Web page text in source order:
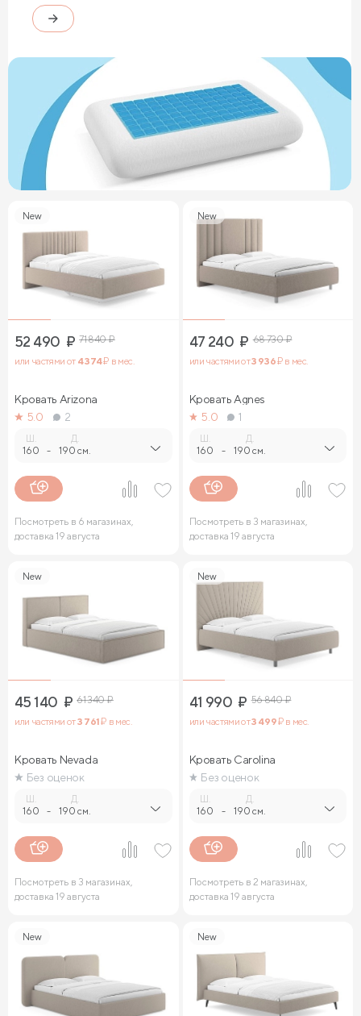
New
52 490 ₽ 71 840₽
или частями от 4 374₽ в мес.
Кровать Arizona
5.0
2
160 -
Д.
190 см.
Посмотреть в 6 магазинах,
доставка 19 августа
New
47 240 ₽ 68 730₽
или частями от3 936₽ в мес.
Кровать Agnes
5.0
1
160 -
Д.
190 см.
Посмотреть в 3 магазинах,
доставка 19 августа
New
45 140 ₽ 61 340₽
или частями от3 761₽ в мес.
Кровать Nevada
Без оценок
160 -
Д.
190 см.
Посмотреть в 3 магазинах,
доставка 19 августа
New
41 990 ₽ 56 840₽
или частями от3 499₽ в мес.
Кровать Carolina
Без оценок
160 -
Д.
190 см.
Посмотреть в 2 магазинах,
доставка 19 августа
New New